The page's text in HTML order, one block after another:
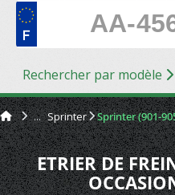
Rechercher par modèle
Sprinter Sprinter (901-
ETRIER DE